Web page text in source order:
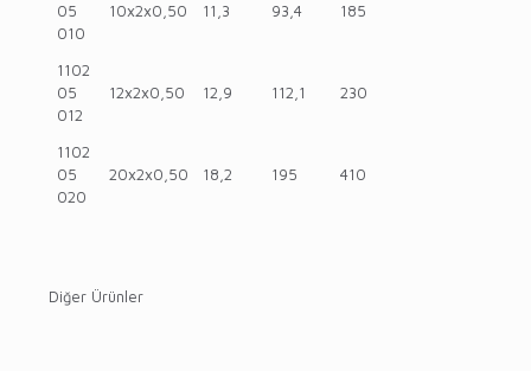
05
010
10x2x0,50 11,3 93,4 185
1102
05
012
12x2x0,50 12,9 112,1 230
1102
05
020
20x2x0,50 18,2 195 410
Diğer Ürünler